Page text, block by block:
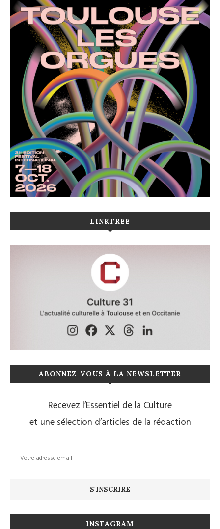
LINKTREE
ABONNEZ-VOUS À LA NEWSLETTER
Recevez l’Essentiel de la Culture
et une sélection d’articles de la rédaction
INSTAGRAM